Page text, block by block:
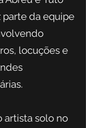
parte da equipe
locuções e
artista solo no